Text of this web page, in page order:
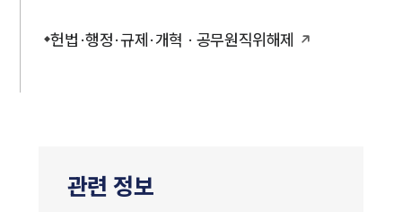
헌법·행정·규제·개혁 · 공무원직위해제
관련 정보